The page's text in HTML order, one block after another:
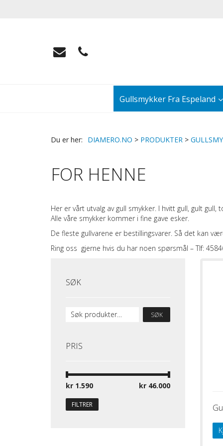
Gullsmykker Fra Espeland
DIAMERO.NO > PRODUKTER >
FOR HENNE
Her er vårt utvalg av gull smykker. I hvitt gull, gult gull,
Alle våre smykker kommer i fine gave esker.
De fleste gullvarene er bestillingsvarer. Så det kan
Ring oss gjerne hvis du har noen spørsmål – Tlf:
SØK
SØK
PRIS
FILTRER
kr 1.590 kr 46.000